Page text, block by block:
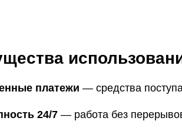
платежи — средства
24/7 — работа без